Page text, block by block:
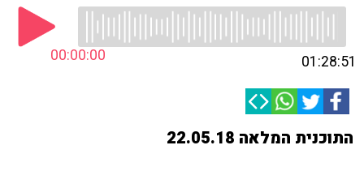
00:00:00 01:28:51
התוכנית המלאה 22.05.18